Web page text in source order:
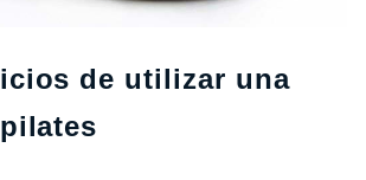
de utilizar una